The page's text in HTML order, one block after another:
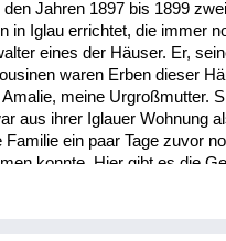
den Jahren 1897 bis 1899
in Iglau errichtet, die immer
eines der Häuser. Er,
waren Erben dieser
meine Urgroßmutter.
aus ihrer Iglauer Wohnung
Familie ein paar Tage zuvor
konnte. Hier gibt es die
sie mit einem Miet-
konnte, nachdem ein Anruf